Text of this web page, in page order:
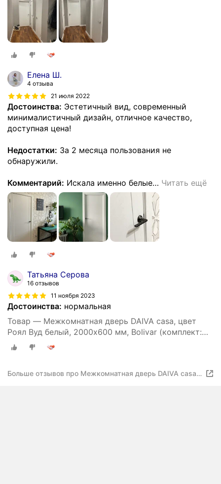
Елена Ш.
4 отзыва
21 июля 2022
Достоинства: Эстетичный вид, современный
минималистичный дизайн, отличное качество,
доступная цена!
Недостатки: За 2 месяца пользования не
обнаружили.
Комментарий: Искала именно белые… Читать ещё
Татьяна Серова
16 отзывов
11 ноября 2023
Достоинства: нормальная
Товар — Межкомнатная дверь DAIVA casa, цвет
Роял Вуд белый, 2000х600 мм, Bolivar (комплект:
полотно, коробка, наличник)
Больше отзывов про Межкомнатная дверь DAIVA casa,